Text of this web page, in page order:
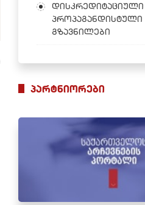
დისკრედიტაციული
პროპაგანდისტული
გზავნილები
პარტნიორები